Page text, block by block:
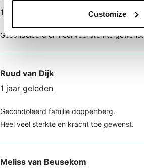
Customize
1 jaar geleden
Gecondoleerd en heel veel sterkte gewenst
Ruud van Dijk
1 jaar geleden
Gecondoleerd familie doppenberg.
Heel veel sterkte en kracht toe gewenst.
Meliss van Beusekom